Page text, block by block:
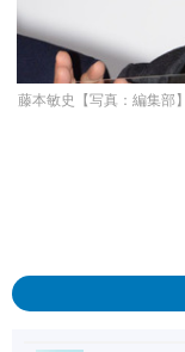
藤本敏史【写真：編集部】